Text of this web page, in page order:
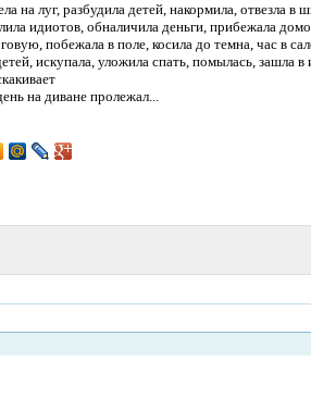
на луг, разбудила детей, накормила, отвезла в
идиотов, обналичила деньги, прибежала
побежала в поле, косила до темна, час в
искупала, уложила спать, помылась, зашла в
на диване пролежал...